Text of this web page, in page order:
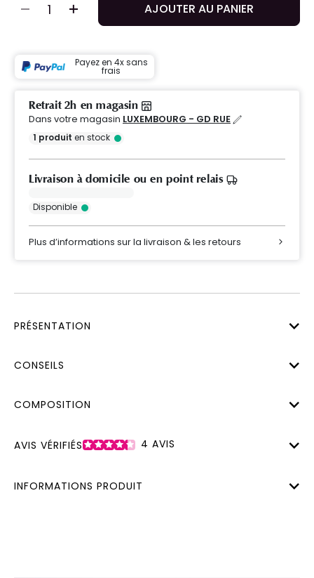
AJOUTER AU PANIER
Payez en 4x sans
frais
Retrait 2h en magasin
Dans votre magasin LUXEMBOURG - GD RUE
1 produit en stock
Livraison à domicile ou en point relais
Disponible
Plus d’informations sur la livraison & les retours
PRÉSENTATION
CONSEILS
COMPOSITION
AVIS VÉRIFIÉS 4 AVIS
INFORMATIONS PRODUIT